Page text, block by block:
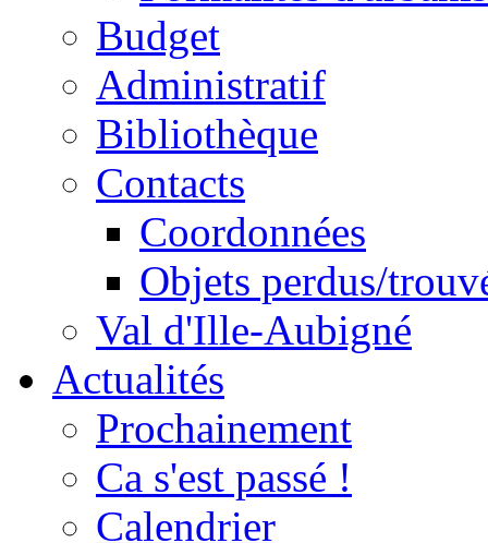
Budget
Administratif
Bibliothèque
Contacts
Coordonnées
Objets perdus/
Val d'Ille-Aubigné
Actualités
Prochainement
Ca s'est passé !
Calendrier